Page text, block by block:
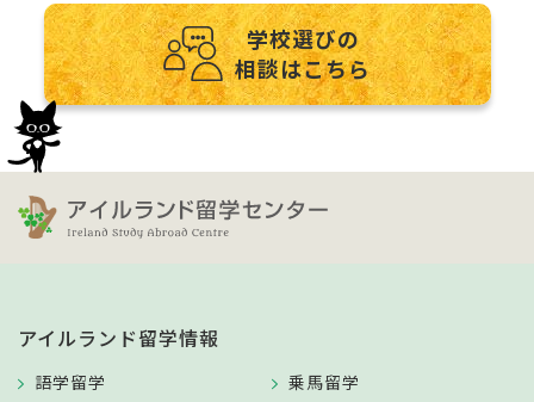
学校選びの
相談はこちら
アイルランド留学情報
語学留学 乗馬留学